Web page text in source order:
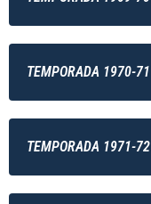
TEMPORADA 1970-71
TEMPORADA 1971-72